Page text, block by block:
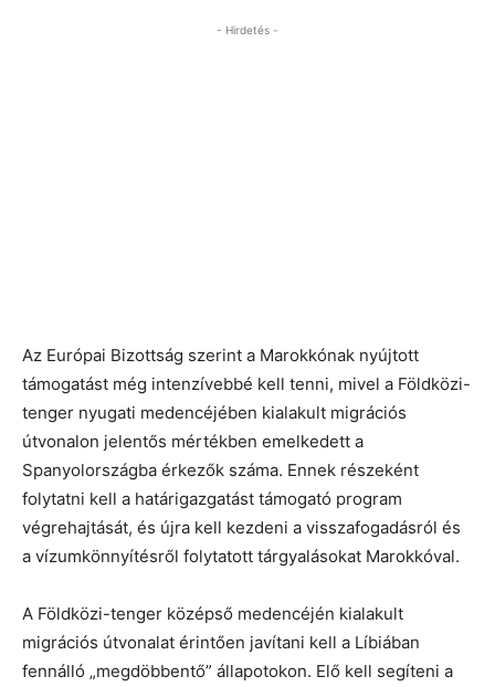
- Hirdetés -
Az Európai Bizottság szerint a Marokkónak nyújtott
támogatást még intenzívebbé kell tenni, mivel a Földközi-
tenger nyugati medencéjében kialakult migrációs
útvonalon jelentős mértékben emelkedett a
Spanyolországba érkezők száma. Ennek részeként
folytatni kell a határigazgatást támogató program
végrehajtását, és újra kell kezdeni a visszafogadásról és
a vízumkönnyítésről folytatott tárgyalásokat Marokkóval.
A Földközi-tenger középső medencéjén kialakult
migrációs útvonalat érintően javítani kell a Líbiában
fennálló „megdöbbentő” állapotokon. Elő kell segíteni a